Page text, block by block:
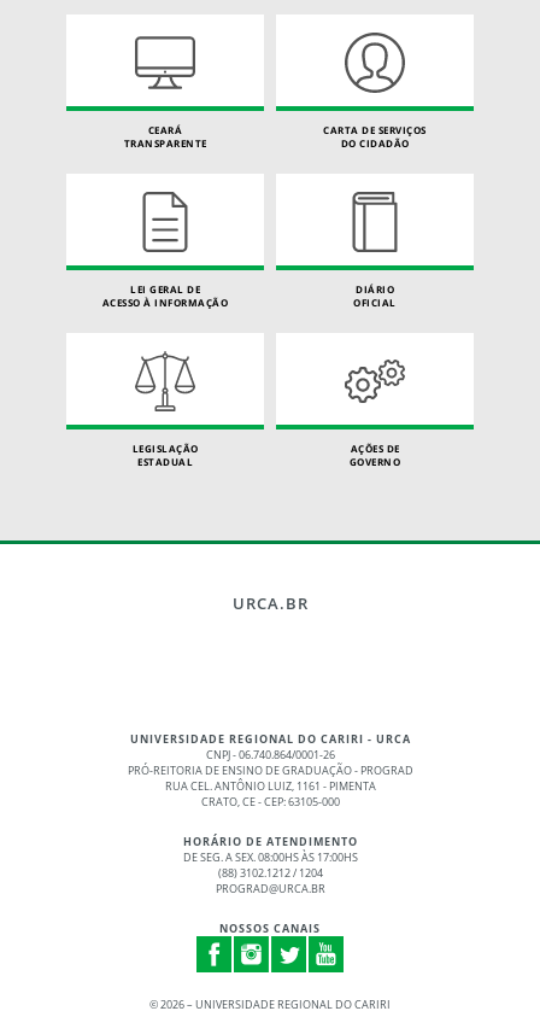
CEARÁ
TRANSPARENTE
CARTA DE SERVIÇOS
DO CIDADÃO
LEI GERAL DE
ACESSO À INFORMAÇÃO
DIÁRIO
OFICIAL
LEGISLAÇÃO
ESTADUAL
AÇÕES DE
GOVERNO
URCA.BR
UNIVERSIDADE REGIONAL DO CARIRI - URCA
CNPJ - 06.740.864/0001-26
PRÓ-REITORIA DE ENSINO DE GRADUAÇÃO - PROGRAD
RUA CEL. ANTÔNIO LUIZ, 1161 - PIMENTA
CRATO, CE - CEP: 63105-000
HORÁRIO DE ATENDIMENTO
DE SEG. A SEX. 08:00HS ÀS 17:00HS
(88) 3102.1212 / 1204
PROGRAD@URCA.BR
NOSSOS CANAIS
©2026 – UNIVERSIDADE REGIONAL DO CARIRI